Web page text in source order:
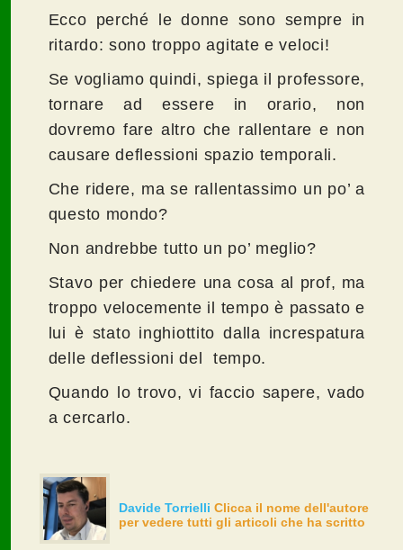
Ecco perché le donne sono sempre in
ritardo: sono troppo agitate e veloci!
Se vogliamo quindi, spiega il professore,
tornare ad essere in orario, non
dovremo fare altro che rallentare e non
causare deflessioni spazio temporali.
Che ridere, ma se rallentassimo un po’ a
questo mondo?
Non andrebbe tutto un po’ meglio?
Stavo per chiedere una cosa al prof, ma
troppo velocemente il tempo è passato e
lui è stato inghiottito dalla increspatura
delle deflessioni del tempo.
Quando lo trovo, vi faccio sapere, vado
a cercarlo.
Davide Torrielli Clicca il nome dell'autore
per vedere tutti gli articoli che ha scritto